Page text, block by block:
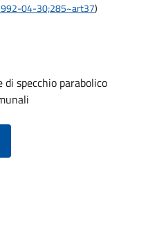
04-30;285~art37)
specchio parabolico